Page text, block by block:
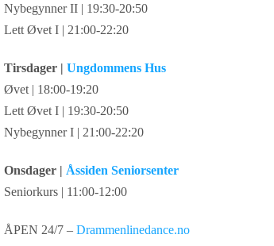
Nybegynner II | 19:30-20:50
Lett Øvet I | 21:00-22:20
Tirsdager | Ungdommens Hus
Øvet | 18:00-19:20
Lett Øvet I | 19:30-20:50
Nybegynner I | 21:00-22:20
Onsdager | Åssiden Seniorsenter
Seniorkurs | 11:00-12:00
ÅPEN 24/7 – Drammenlinedance.no